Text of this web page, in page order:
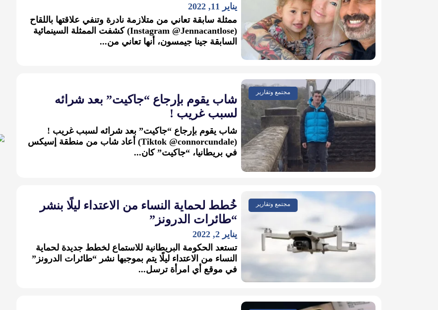
يناير 11, 2022
ممثلة سابقة تعاني من متلازمة نادرة وتنفي علاقتها باللقاح
(Instagram @Jennacantlose) كشفت الممثلة السينمائية
السابقة جينا جيمسون، أنها تعاني من...
مجتمع وتقارير
شاب يقوم بإرجاع “جاكيت” بعد شرائه
لسبب غريب !
شاب يقوم بإرجاع “جاكيت” بعد شرائه لسبب غريب !
(Tiktok @connorcundale) أعاد شاب من منطقة إسيكس
في بريطانيا، “جاكيت” كان...
مجتمع وتقارير
خُطط لحماية النساء من الاعتداء ليلًا بنشر
“طائرات الدرونز”
يناير 2, 2022
تستعد الحكومة البريطانية للاستماع لخطط جديدة لحماية
النساء من الاعتداء ليلًا يتم بموجبها نشر “طائرات الدرونز”
في موقع أي امرأة ترسل...